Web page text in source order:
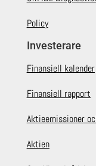
Policy
Investerare
Finansiell kalender
Finansiell rapport
Aktieemissioner
Aktien